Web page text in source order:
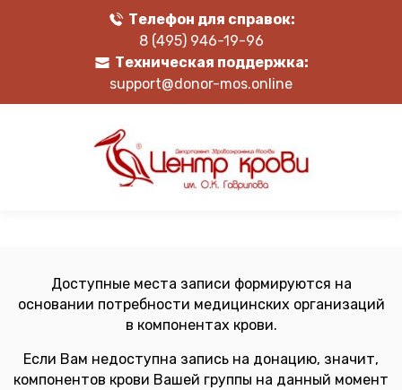
Телефон для справок:
8 (495) 946-19-96
Техническая поддержка:
support@donor-mos.online
Доступные места записи формируются на
основании потребности медицинских организаций
в компонентах крови.
Если Вам недоступна запись на донацию, значит,
компонентов крови Вашей группы на данный момент